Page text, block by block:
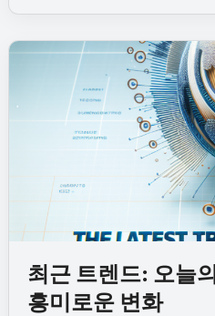
최근 트렌드: 오늘
흥미로운 변화